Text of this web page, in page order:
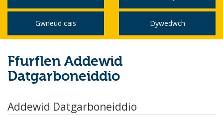
Gwneud cais Dywedwch
Ffurflen Addewid
Datgarboneiddio
Addewid Datgarboneiddio